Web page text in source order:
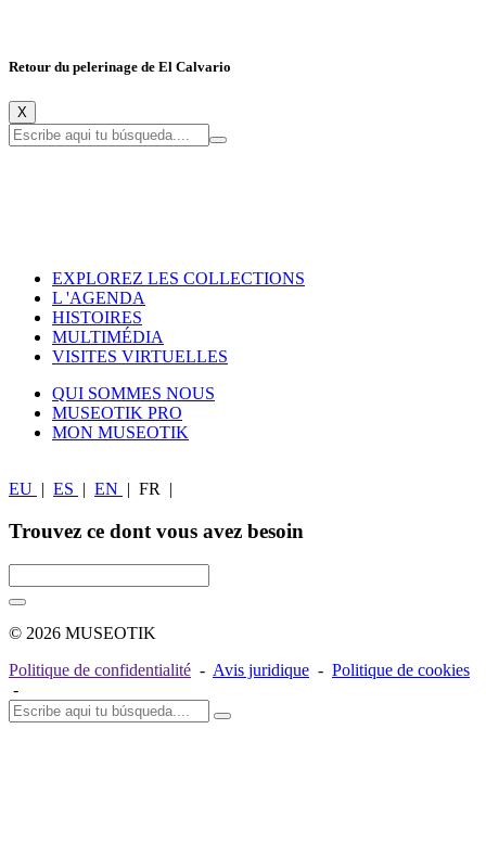
Retour du pelerinage de El Calvario
X
EXPLOREZ LES COLLECTIONS
L 'AGENDA
HISTOIRES
MULTIMÉDIA
VISITES VIRTUELLES
QUI SOMMES NOUS
MUSEOTIK PRO
MON MUSEOTIK
EU | ES | EN | FR |
Trouvez ce dont vous avez besoin
© 2026 MUSEOTIK
Politique de confidentialité - Avis juridique - Politique de cookies
-